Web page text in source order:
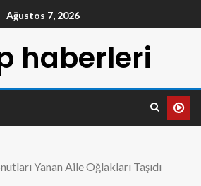
Ağustos 7, 2026
haberleri
Yanan Aile Oğlakları Taşıdı